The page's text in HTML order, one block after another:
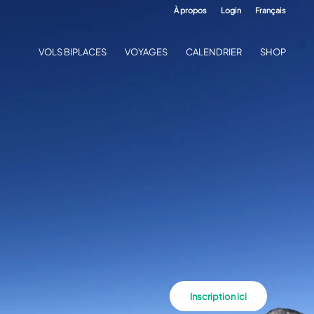
Inscription ici
À propos Login Français
VOLS BIPLACES VOYAGES CALENDRIER SHOP